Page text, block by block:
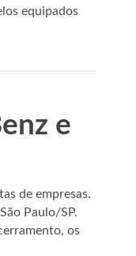
equipados
e
de empresas.
Paulo/SP.
os